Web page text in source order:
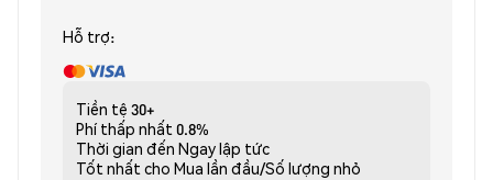
Hỗ trợ:
Tiền tệ 30+
Phí thấp nhất 0.8%
Thời gian đến Ngay lập tức
Tốt nhất cho Mua lần đầu/Số lượng nhỏ